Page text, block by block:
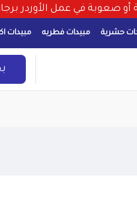
الأتصال علي 01207111160 - 01095242426 او
حشرية مبيدات فطريه مبيدات